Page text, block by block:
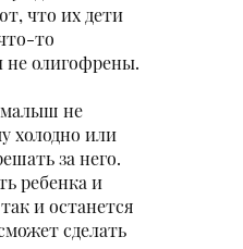
что их дети
то
не олигофрены.
малыш не
холодно или
за него.
ребенка и
и останется
сделать